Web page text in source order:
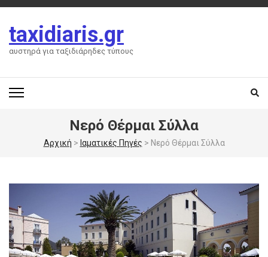
Skip
content
(Press
taxidiaris.gr
αυστηρά για ταξιδιάρηδες τύπους
Νερό Θέρμαι Σύλλα
Αρχική > Ιαματικές Πηγές > Νερό Θέρμαι Σύλλα